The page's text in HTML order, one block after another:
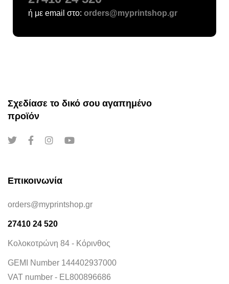
ή με email στο: orders@myprintshop.gr
Σχεδίασε το δικό σου αγαπημένο
προϊόν
Επικοινωνία
orders@myprintshop.gr
27410 24 520
Κολοκοτρώνη 84 - Κόρινθος
GEMI Number 144402937000
VAT number - EL800896686